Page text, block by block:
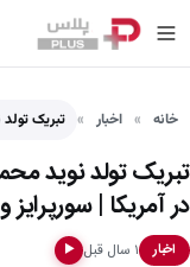
خانه اخبار تبریک
تبریک تولد نوید
در آمریکا |
اخبار ۱ سال قبل ▶